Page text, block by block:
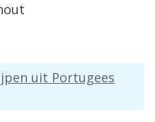
uit Portugees